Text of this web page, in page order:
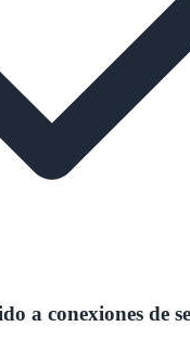
a conexiones de